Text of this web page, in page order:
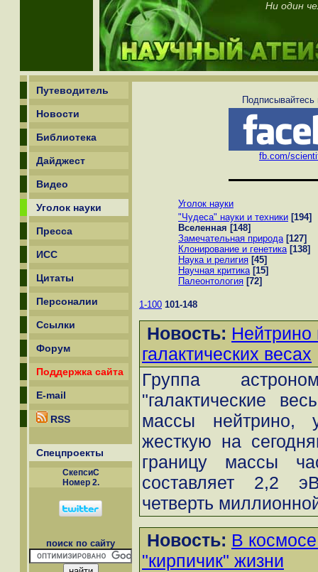
Ни один
Путеводитель
Новости
Библиотека
Дайджест
Видео
Уголок науки
Пресса
ИСС
Цитаты
Персоналии
Ссылки
Форум
Поддержка сайта
E-mail
RSS
Спецпроекты
СкепсиС
Номер 2.
поиск по сайту
Подписывайтесь
fb.com/
Уголок науки
"Чудеса" науки и техники [194]
Вселенная [148]
Замечательная природа [127]
Клонирование и генетика [138]
Наука и религия [45]
Научная критика [15]
Палеонтология [72]
1-100 101-148
Новость: Нейтрино
галактических весах
Группа
"галактические
массы нейтрино,
жесткую на
границу массы
составляет 2,2
четверть
Новость: В
"кирпичик" жизни